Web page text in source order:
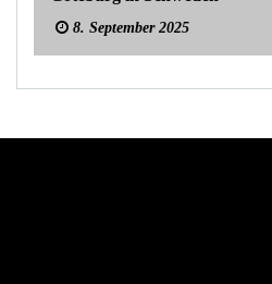
8. September 2025